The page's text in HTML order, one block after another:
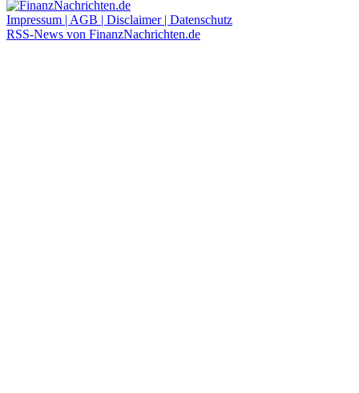
Impressum | AGB | Disclaimer | Datenschutz
RSS-News von FinanzNachrichten.de